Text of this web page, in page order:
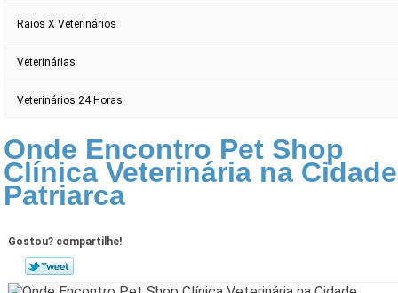
Raios X Veterinários
Veterinárias
Veterinários 24 Horas
Onde Encontro Pet Shop
Clínica Veterinária na Cidade
Patriarca
Gostou? compartilhe!